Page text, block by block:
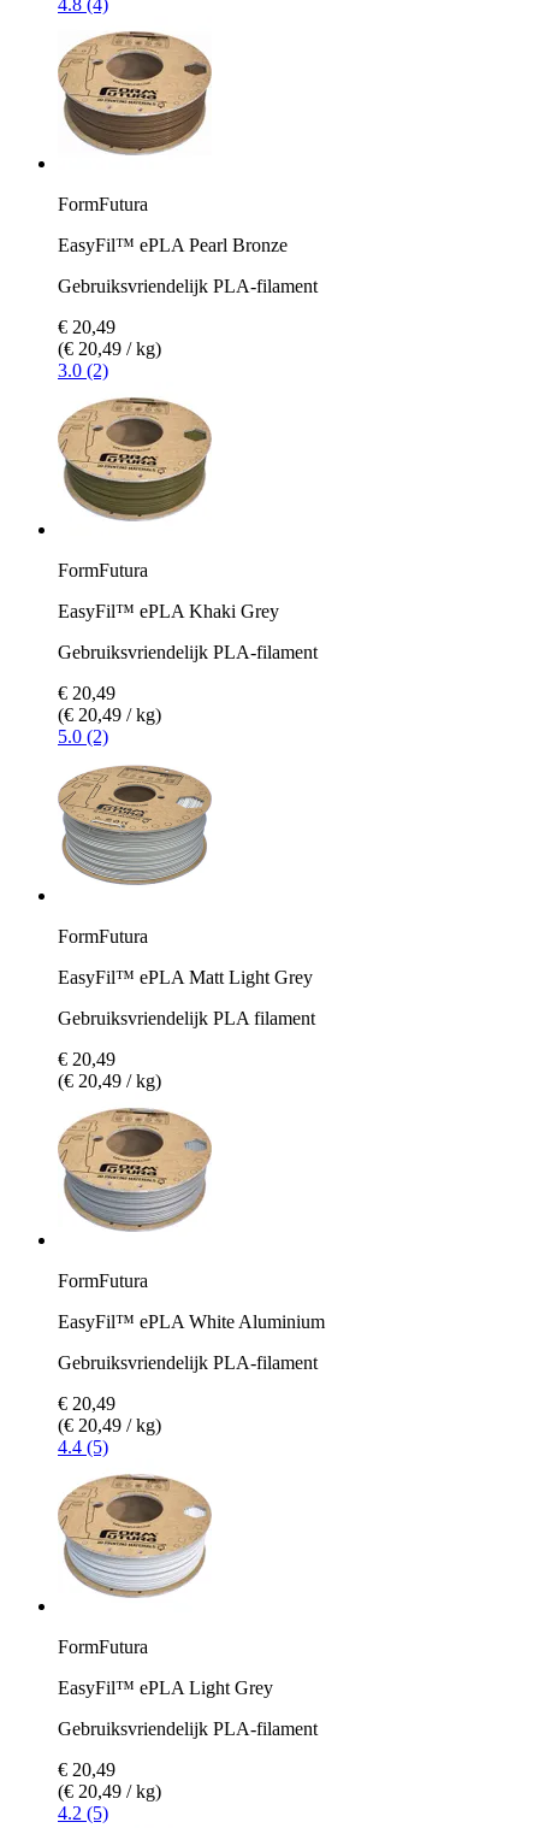
FormFutura
EasyFil™ ePLA Pearl Bronze
Gebruiksvriendelijk PLA-filament
€ 20,49
(€ 20,49 / kg)
3.0 (2)
FormFutura
EasyFil™ ePLA Khaki Grey
Gebruiksvriendelijk PLA-filament
€ 20,49
(€ 20,49 / kg)
5.0 (2)
FormFutura
EasyFil™ ePLA Matt Light Grey
Gebruiksvriendelijk PLA filament
€ 20,49
(€ 20,49 / kg)
FormFutura
EasyFil™ ePLA White Aluminium
Gebruiksvriendelijk PLA-filament
€ 20,49
(€ 20,49 / kg)
4.4 (5)
FormFutura
EasyFil™ ePLA Light Grey
Gebruiksvriendelijk PLA-filament
€ 20,49
(€ 20,49 / kg)
4.2 (5)